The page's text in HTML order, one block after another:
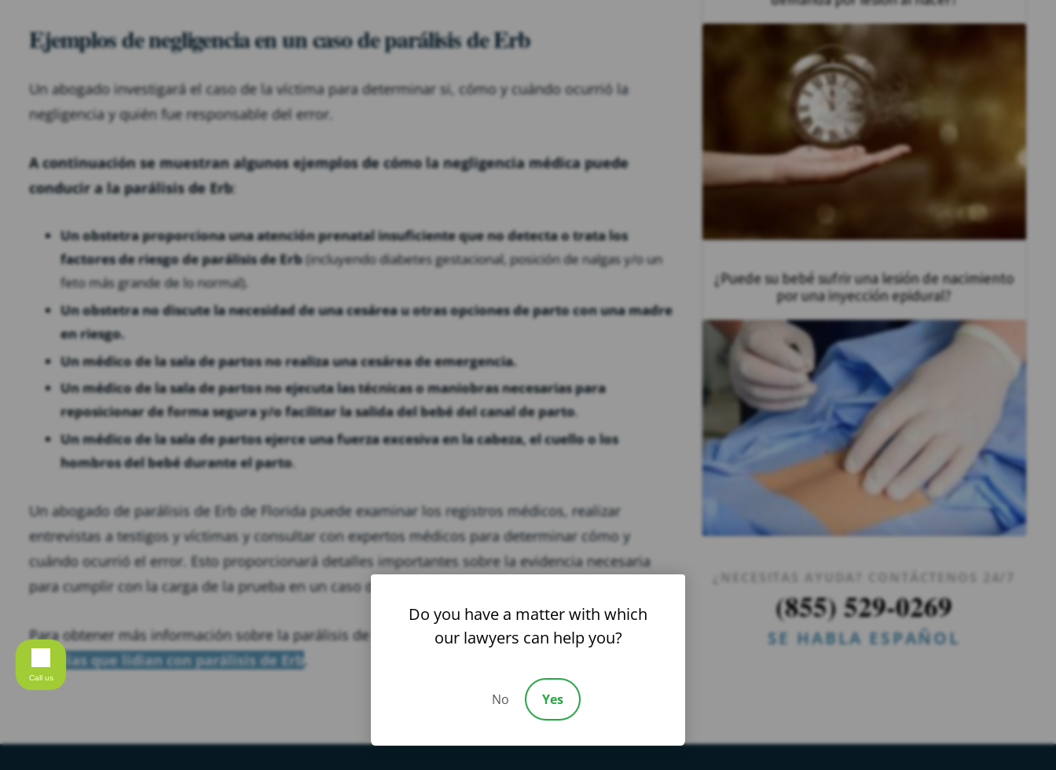
Ejemplos de negligencia en un caso de parálisis de Erb
Un abogado investigará el caso de la víctima para determinar si, cómo y cuándo ocurrió la
negligencia y quién fue responsable del error.
A continuación se muestran algunos ejemplos de cómo la negligencia médica puede
conducir a la parálisis de Erb:
Un obstetra proporciona una atención prenatal insuficiente que no detecta o trata los
factores de riesgo de parálisis de Erb(incluyendo diabetes gestacional, posición de nalgas y/o un
feto más grande de lo normal).
Un obstetra no discute la necesidad de una cesárea u otras opciones de parto con una madre
en riesgo.
Un médico de la sala de partos no realiza una cesárea de emergencia.
Un médico de la sala de partos no ejecuta las técnicas o maniobras necesarias para
reposicionar de forma segura y/o facilitar la salida del bebé del canal de parto.
Un médico de la sala de partos ejerce una fuerza excesiva en la cabeza, el cuello o los
hombros del bebé durante el parto.
Un abogado de parálisis de Erb de Florida puede examinar los registros médicos, realizar
entrevistas a testigos y víctimas y consultar con expertos médicos para determinar cómo y
cuándo ocurrió el error. Esto proporcionará detalles importantes sobre la evidencia necesaria
para cumplir con la carga de la prueba en un caso de parálisis de Erb.
Para obtener más información sobre la parálisis de Erb, visite nuestrocentro de recursos para
familias que lidian con parálisis de Erb.
¿Puede su bebé sufrir una lesión de nacimiento
por una inyección epidural?
¿NECESITAS AYUDA? CONTÁCTENOS 24/7
(855) 529-0269
SE HABLA ESPAÑOL
Call us
Do you have a matter with which
our lawyers can help you?
No Yes